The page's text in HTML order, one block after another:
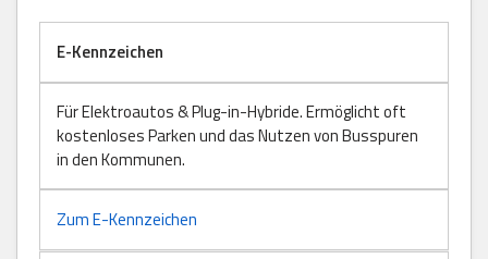
E-Kennzeichen
Für Elektroautos & Plug-in-Hybride. Ermöglicht oft
kostenloses Parken und das Nutzen von Busspuren
in den Kommunen.
Zum E-Kennzeichen